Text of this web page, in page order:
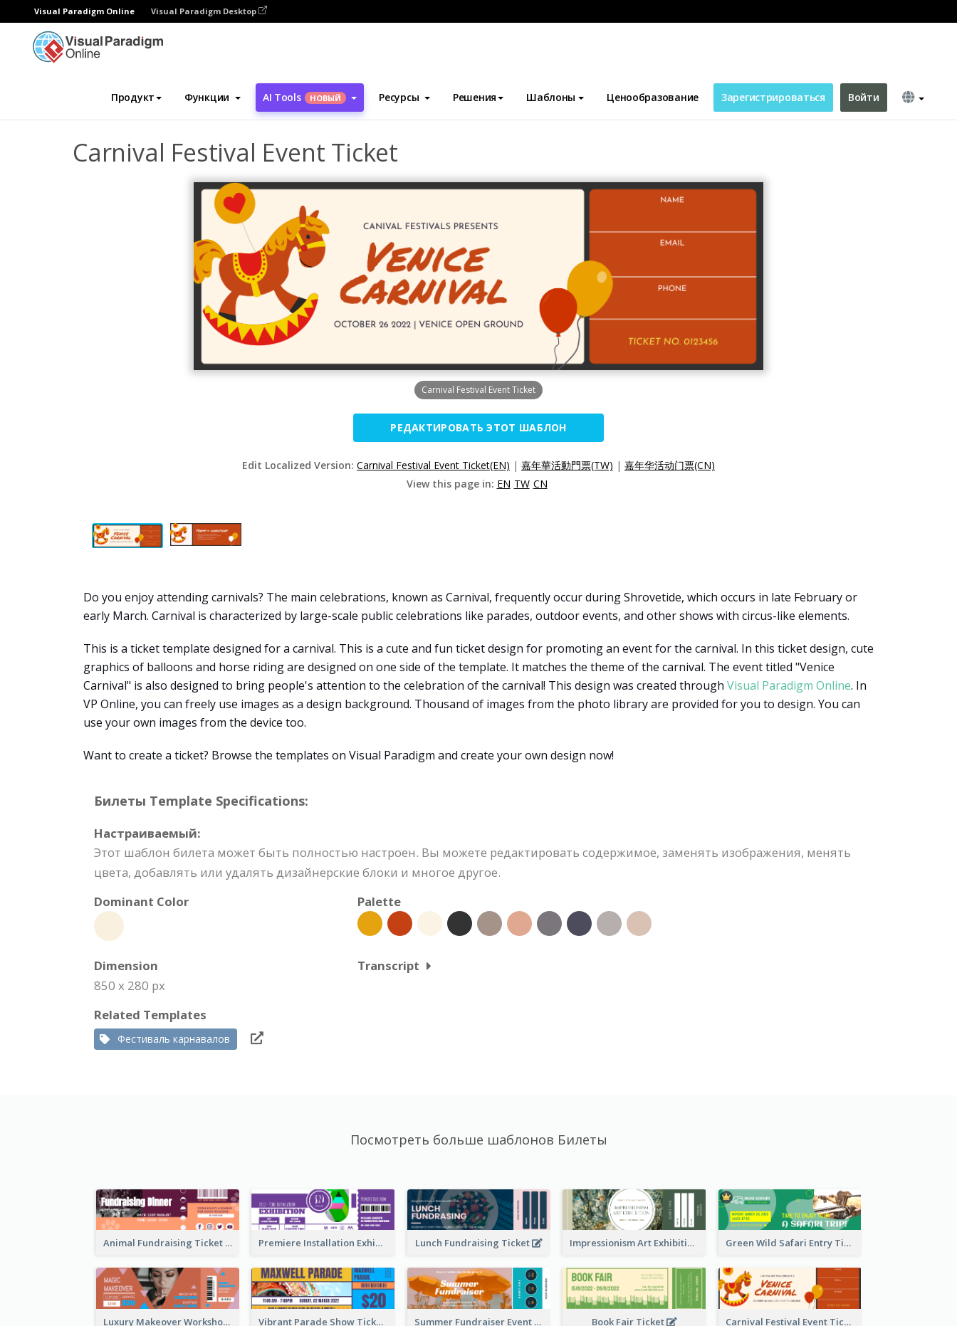
Visual Paradigm Online Visual Paradigm Desktop
Продукт Функции AI Tools НОВЫЙ Ресурсы Решения Шаблоны Ценообразование Зарегистрироваться Войти
Инструмент графического дизайна Шаблоны Билеты
Carnival Festival Event Ticket
Carnival Festival Event Ticket
РЕДАКТИРОВАТЬ ЭТОТ ШАБЛОН
Edit Localized Version: Carnival Festival Event Ticket(EN) | 嘉年華活動門票(TW) | 嘉年华活动门票(CN)
View this page in: EN TW CN
Do you enjoy attending carnivals? The main celebrations, known as Carnival, frequently occur during Shrovetide, which occurs in late February or
early March. Carnival is characterized by large-scale public celebrations like parades, outdoor events, and other shows with circus-like elements.
This is a ticket template designed for a carnival. This is a cute and fun ticket design for promoting an event for the carnival. In this ticket design, cute
graphics of balloons and horse riding are designed on one side of the template. It matches the theme of the carnival. The event titled "Venice
Carnival" is also designed to bring people's attention to the celebration of the carnival! This design was created through Visual Paradigm Online. In
VP Online, you can freely use images as a design background. Thousand of images from the photo library are provided for you to design. You can
use your own images from the device too.
Want to create a ticket? Browse the templates on Visual Paradigm and create your own design now!
Билеты Template Specifications:
Настраиваемый:
Этот шаблон билета может быть полностью настроен. Вы можете редактировать содержимое, заменять изображения, менять
цвета, добавлять или удалять дизайнерские блоки и многое другое.
Dominant Color
Palette
Dimension
850 x 280 px
Transcript
Related Templates
Фестиваль карнавалов
Посмотреть больше шаблонов Билеты
Animal Fundraising Ticket Show Ticket Premiere Installation Exhibition Ticket Lunch Fundraising Ticket Impressionism Art Exhibition Ticket Green Wild Safari Entry Ticket Design Idea
Luxury Makeover Workshop Ticket Design Vibrant Parade Show Ticket Design Summer Fundraiser Event Ticket Book Fair Ticket Carnival Festival Event Ticket